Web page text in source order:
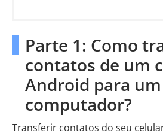
Parte 1: Como
contatos de um
Android para um
computador?
Transferir contatos do seu